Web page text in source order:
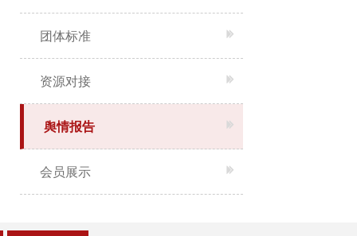
团体标准
资源对接
舆情报告
会员展示